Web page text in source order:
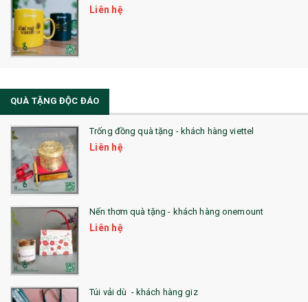
Liên hệ
QUÀ TẶNG ĐỘC ĐÁO
Trống đồng quà tặng - khách hàng viettel
Liên hệ
Nến thơm quà tặng - khách hàng onemount
Liên hệ
Túi vải dù - khách hàng giz